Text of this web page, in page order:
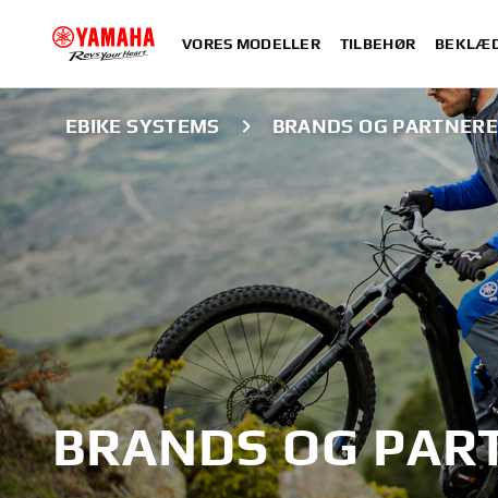
VORES MODELLER TILBEHØR
EBIKE SYSTEMS BRANDS OG PARTNERE
BRANDS OG